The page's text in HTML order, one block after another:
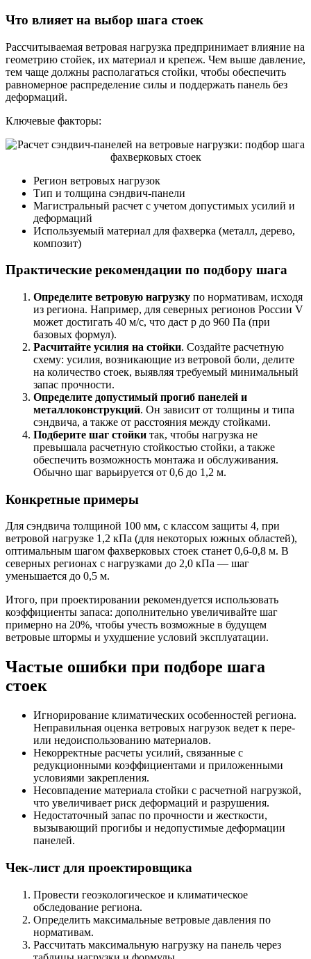
Что влияет на выбор шага стоек
Рассчитываемая ветровая нагрузка предпринимает влияние на
геометрию стойек, их материал и крепеж. Чем выше давление,
тем чаще должны располагаться стойки, чтобы обеспечить
равномерное распределение силы и поддержать панель без
деформаций.
Ключевые факторы:
Регион ветровых нагрузок
Тип и толщина сэндвич-панели
Магистральный расчет с учетом допустимых усилий и
деформаций
Используемый материал для фахверка (металл, дерево,
композит)
Практические рекомендации по подбору шага
Определите ветровую нагрузку по нормативам, исходя
из региона. Например, для северных регионов России V
может достигать 40 м/с, что даст p до 960 Па (при
базовых формул).
Расчитайте усилия на стойки. Создайте расчетную
схему: усилия, возникающие из ветровой боли, делите
на количество стоек, выявляя требуемый минимальный
запас прочности.
Определите допустимый прогиб панелей и
металлоконструкций. Он зависит от толщины и типа
сэндвича, а также от расстояния между стойками.
Подберите шаг стойки так, чтобы нагрузка не
превышала расчетную стойкостью стойки, а также
обеспечить возможность монтажа и обслуживания.
Обычно шаг варьируется от 0,6 до 1,2 м.
Конкретные примеры
Для сэндвича толщиной 100 мм, с классом защиты 4, при
ветровой нагрузке 1,2 кПа (для некоторых южных областей),
оптимальным шагом фахверковых стоек станет 0,6-0,8 м. В
северных регионах с нагрузками до 2,0 кПа — шаг
уменьшается до 0,5 м.
Итого, при проектировании рекомендуется использовать
коэффициенты запаса: дополнительно увеличивайте шаг
примерно на 20%, чтобы учесть возможные в будущем
ветровые штормы и ухудшение условий эксплуатации.
Частые ошибки при подборе шага
стоек
Игнорирование климатических особенностей региона.
Неправильная оценка ветровых нагрузок ведет к пере-
или недоиспользованию материалов.
Некорректные расчеты усилий, связанные с
редукционными коэффициентами и приложенными
условиями закрепления.
Несовпадение материала стойки с расчетной нагрузкой,
что увеличивает риск деформаций и разрушения.
Недостаточный запас по прочности и жесткости,
вызывающий прогибы и недопустимые деформации
панелей.
Чек-лист для проектировщика
Провести геоэкологическое и климатическое
обследование региона.
Определить максимальные ветровые давления по
нормативам.
Рассчитать максимальную нагрузку на панель через